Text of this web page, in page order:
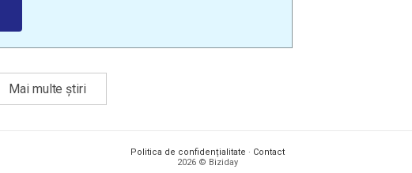
Mai multe știri
Politica de confidențialitate · Contact
2026 © Biziday